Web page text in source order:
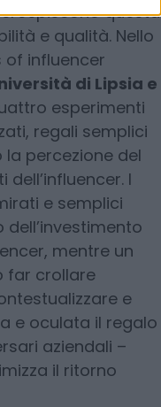
questa
e qualità. Nello
influencer
di Lipsia e
esperimenti
regali semplici
percezione del
I
e semplici
mentre un
far crollare
e
e oculata il regalo
aziendali –
il ritorno